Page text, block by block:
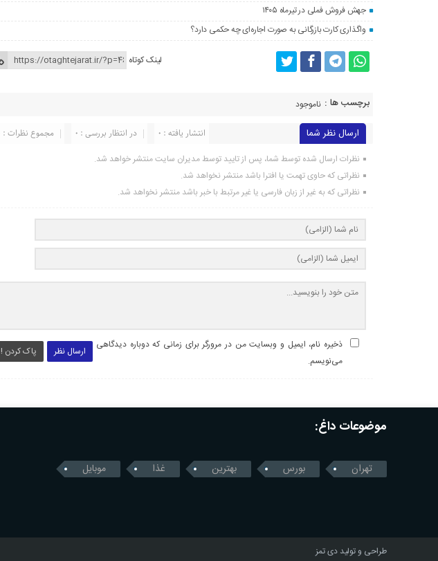
جهش فروش فملی در تیرماه ۱۴۰۵
واگذاری کارت بازرگانی به صورت اجاره‌ای چه حکمی دارد؟
لینک کوتاه
برچسب ها : ناموجود
ارسال نظر شما مجموع نظرات : 0 در انتظار بررسی : 0 انتشار یافته : 0
نظرات ارسال شده توسط شما، پس از تایید توسط مدیران سایت منتشر خواهد شد.
نظراتی که حاوی تهمت یا افترا باشد منتشر نخواهد شد.
نظراتی که به غیر از زبان فارسی یا غیر مرتبط با خبر باشد منتشر نخواهد شد.
ارسال نظر پاک کردن !
ذخیره نام، ایمیل و وبسایت من در مرورگر برای زمانی که دوباره دیدگاهی
می‌نویسم.
موضوعات داغ:
تهران بورس بهترین غذا موبایل
طراحی و تولیددی تمز